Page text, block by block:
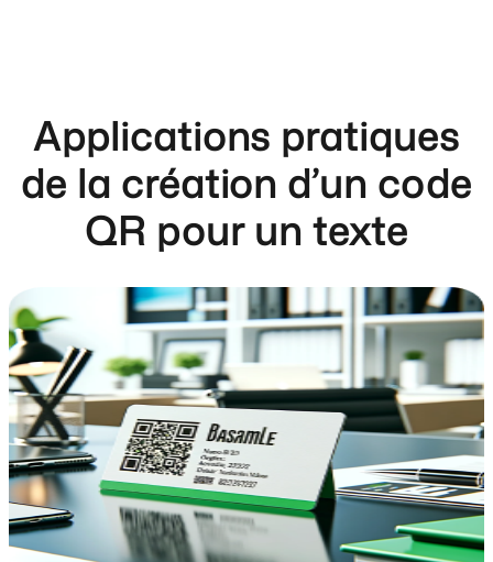
Applications pratiques
de la création d’un code
QR pour un texte